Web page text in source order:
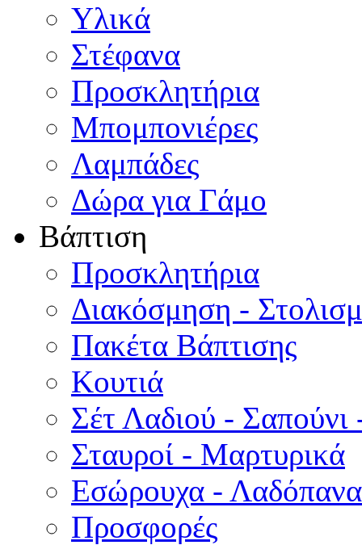
Υλικά
Στέφανα
Προσκλητήρια
Μπομπονιέρες
Λαμπάδες
Δώρα για Γάμο
Βάπτιση
Προσκλητήρια
Διακόσμηση -
Πακέτα Βάπτισης
Κουτιά
Σέτ Λαδιού - Σαπούνι
Σταυροί - Μαρτυρικά
Εσώρουχα -
Προσφορές